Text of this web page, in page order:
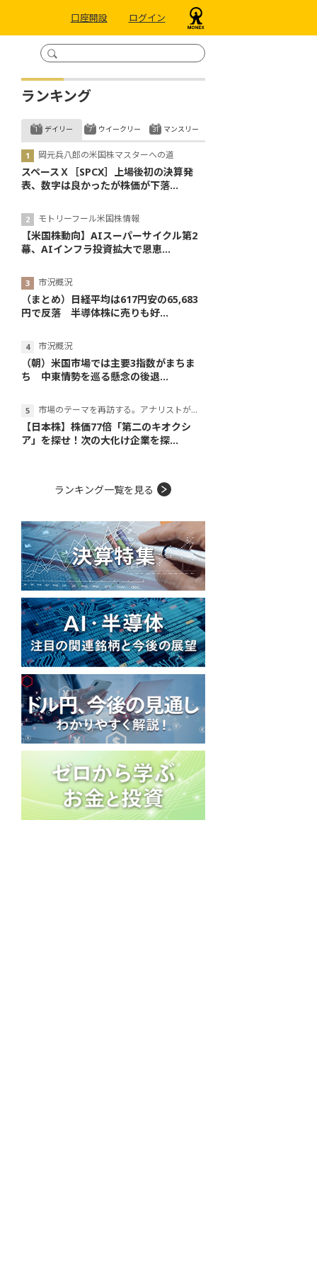
口座開設 ログイン
ランキング
デイリー
岡元兵八郎の米国株マスターへの道
スペースＸ［SPCX］上場後初の決算発
表、数字は良かったが株価が下落...
モトリーフール米国株情報
【米国株動向】AIスーパーサイクル第2
幕、AIインフラ投資拡大で恩恵...
市況概況
（まとめ）日経平均は617円安の65,683
円で反落 半導体株に売りも好...
市況概況
（朝）米国市場では主要3指数がまちま
ち 中東情勢を巡る懸念の後退...
市場のテーマを再訪する。アナリストが読み解くテーマの本質
【日本株】株価77倍「第二のキオクシ
ア」を探せ！次の大化け企業を探...
ウイークリー マンスリー
ランキング一覧を見る